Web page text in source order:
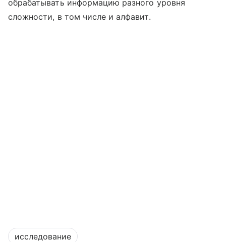
обрабатывать информацию разного уровня
сложности, в том числе и алфавит.
исследование